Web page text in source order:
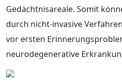
Gedächtnisareale. Somit
durch nicht-invasive
vor ersten
neurodegenerative